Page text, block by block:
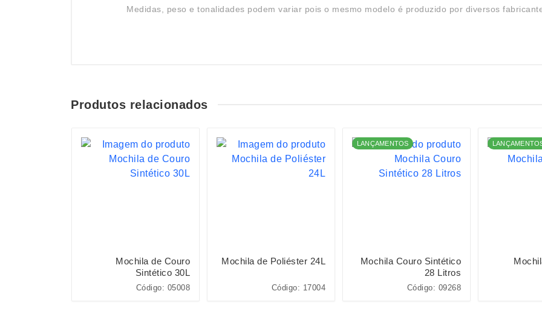
Medidas, peso e tonalidades podem variar pois o mesmo modelo é produzido por diversos
Produtos relacionados
Mochila de Couro
Sintético 30L
Código: 05008
Mochila de Poliéster 24L
Código: 17004
LANÇAMENTOS
Mochila Couro Sintético
28 Litros
Código: 09268